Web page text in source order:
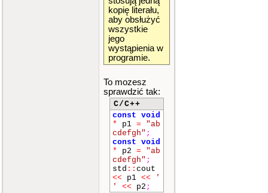
kopię literału,
aby obsłużyć
wszystkie
jego
wystąpienia w
programie.
To mozesz
sprawdzić tak:
C/C++
const void
*
p1 =
"ab
cdefgh" ;
const void
*
p2 =
"ab
cdefgh" ;
std :: cout
<< p1 <<
'
'
<< p2 ;